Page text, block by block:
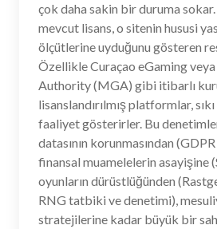
çok daha sakin bir duruma
mevcut lisans, o sitenin hususi
ölçütlerine uyduğunu gösteren
Özellikle Curaçao eGaming
Authority (MGA) gibi itibarlı
lisanslandırılmış platformlar,
faaliyet gösterirler. Bu
datasının korunmasından
finansal muamelelerin asayişine
oyunların dürüstlüğünden
RNG tatbiki ve denetimi),
stratejilerine kadar büyük bir